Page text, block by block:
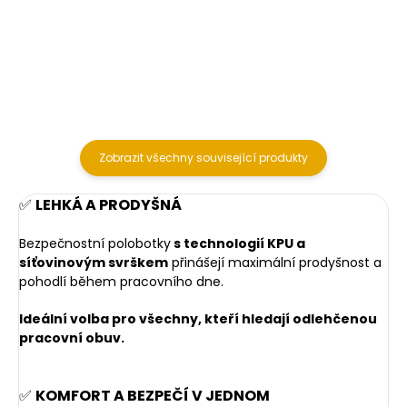
Zobrazit všechny související produkty
✅ LEHKÁ A PRODYŠNÁ
Bezpečnostní polobotkys technologií KPU a
síťovinovým svrškem přinášejí maximální prodyšnost a
pohodlí během pracovního dne.
Ideální volba pro všechny, kteří hledají odlehčenou
pracovní obuv.
✅ KOMFORT A BEZPEČÍ V JEDNOM